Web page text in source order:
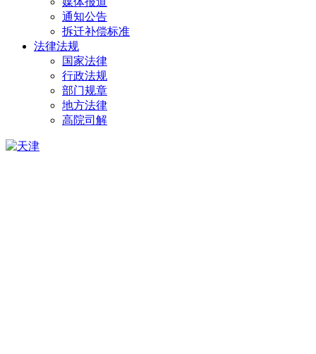
通知公告
拆迁补偿标准
法律法规
国家法律
行政法规
部门规章
地方法律
高院司解